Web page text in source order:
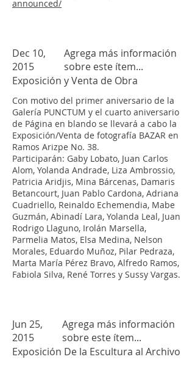
announced/
Dec 10,
2015
Agrega más información
sobre este ítem...
Exposición y Venta de Obra
Con motivo del primer aniversario de la
Galería PUNCTUM y el cuarto aniversario
de Página en blando se llevará a cabo la
Exposición/Venta de fotografía BAZAR en
Ramos Arizpe No. 38.
Participarán: Gaby Lobato, Juan Carlos
Alom, Yolanda Andrade, Liza Ambrossio,
Patricia Aridjis, Mina Bárcenas, Damaris
Betancourt, Juan Pablo Cardona, Adriana
Cuadriello, Reinaldo Echemendia, Mabe
Guzmán, Abinadí Lara, Yolanda Leal, Juan
Rodrigo Llaguno, Irolán Marsella,
Parmelia Matos, Elsa Medina, Nelson
Morales, Eduardo Muñoz, Pilar Pedraza,
Marta María Pérez Bravo, Alfredo Ramos,
Fabiola Silva, René Torres y Sussy Vargas.
Jun 25,
2015
Agrega más información
sobre este ítem...
Exposición De la Escultura al Archivo